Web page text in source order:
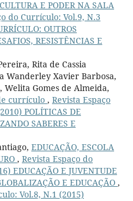
CULTURA E PODER NA SALA
do Currículo: Vol.9, N.3
OUTROS
RESISTÊNCIAS E
Rita de Cassia
Wanderley Xavier Barbosa,
Gomes de Almeida,
currículo , Revista Espaço
POLÍTICAS DE
SABERES E
EDUCAÇÃO, ESCOLA
, Revista Espaço do
EDUCAÇÃO E JUVENTUDE
E EDUCAÇÃO ,
Vol.8, N.1 (2015)